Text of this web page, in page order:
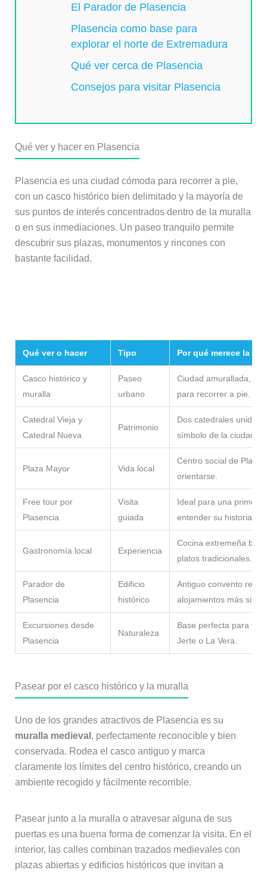
El Parador de Plasencia
Plasencia como base para
explorar el norte de Extremadura
Qué ver cerca de Plasencia
Consejos para visitar Plasencia
Qué ver y hacer en Plasencia
Plasencia es una ciudad cómoda para recorrer a pie,
con un casco histórico bien delimitado y la mayoría de
sus puntos de interés concentrados dentro de la muralla
o en sus inmediaciones. Un paseo tranquilo permite
descubrir sus plazas, monumentos y rincones con
bastante facilidad.
Qué ver o hacer Tipo Por qué merece la
Casco histórico y
muralla
Paseo
urbano
Ciudad amurallada,
para recorrer a pie.
Catedral Vieja y
Catedral Nueva
Patrimonio
Dos catedrales unidas
símbolo de la ciudad.
Plaza Mayor Vida local
Centro social de
orientarse.
Free tour por
Plasencia
Visita
guiada
Ideal para una primera
entender su historia.
Gastronomía local Experiencia
Cocina extremeña
platos tradicionales.
Parador de
Plasencia
Edificio
histórico
Antiguo convento
alojamientos más
Excursiones desde
Plasencia
Naturaleza
Base perfecta para
Jerte o La Vera.
Pasear por el casco histórico y la muralla
Uno de los grandes atractivos de Plasencia es su
muralla medieval , perfectamente reconocible y bien
conservada. Rodea el casco antiguo y marca
claramente los límites del centro histórico, creando un
ambiente recogido y fácilmente recorrible.
Pasear junto a la muralla o atravesar alguna de sus
puertas es una buena forma de comenzar la visita. En el
interior, las calles combinan trazados medievales con
plazas abiertas y edificios históricos que invitan a